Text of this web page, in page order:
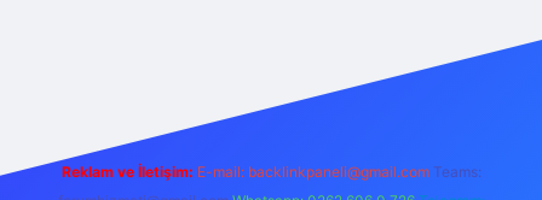
Reklam ve İletişim: E-mail: backlinkpaneli@gmail.com Teams: